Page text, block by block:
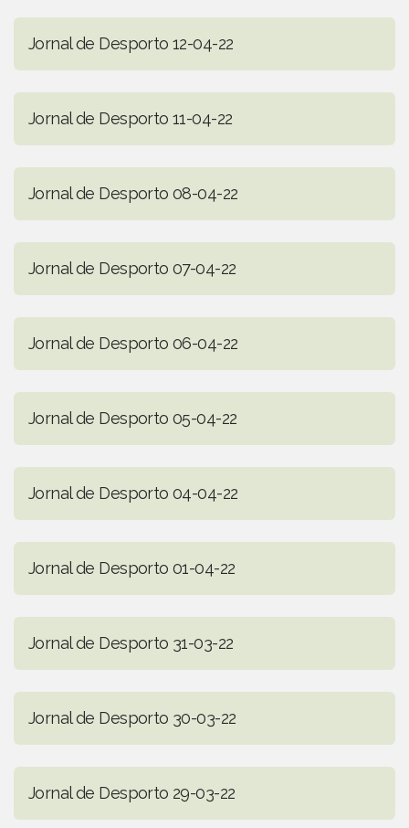
Jornal de Desporto 12-04-22
Jornal de Desporto 11-04-22
Jornal de Desporto 08-04-22
Jornal de Desporto 07-04-22
Jornal de Desporto 06-04-22
Jornal de Desporto 05-04-22
Jornal de Desporto 04-04-22
Jornal de Desporto 01-04-22
Jornal de Desporto 31-03-22
Jornal de Desporto 30-03-22
Jornal de Desporto 29-03-22